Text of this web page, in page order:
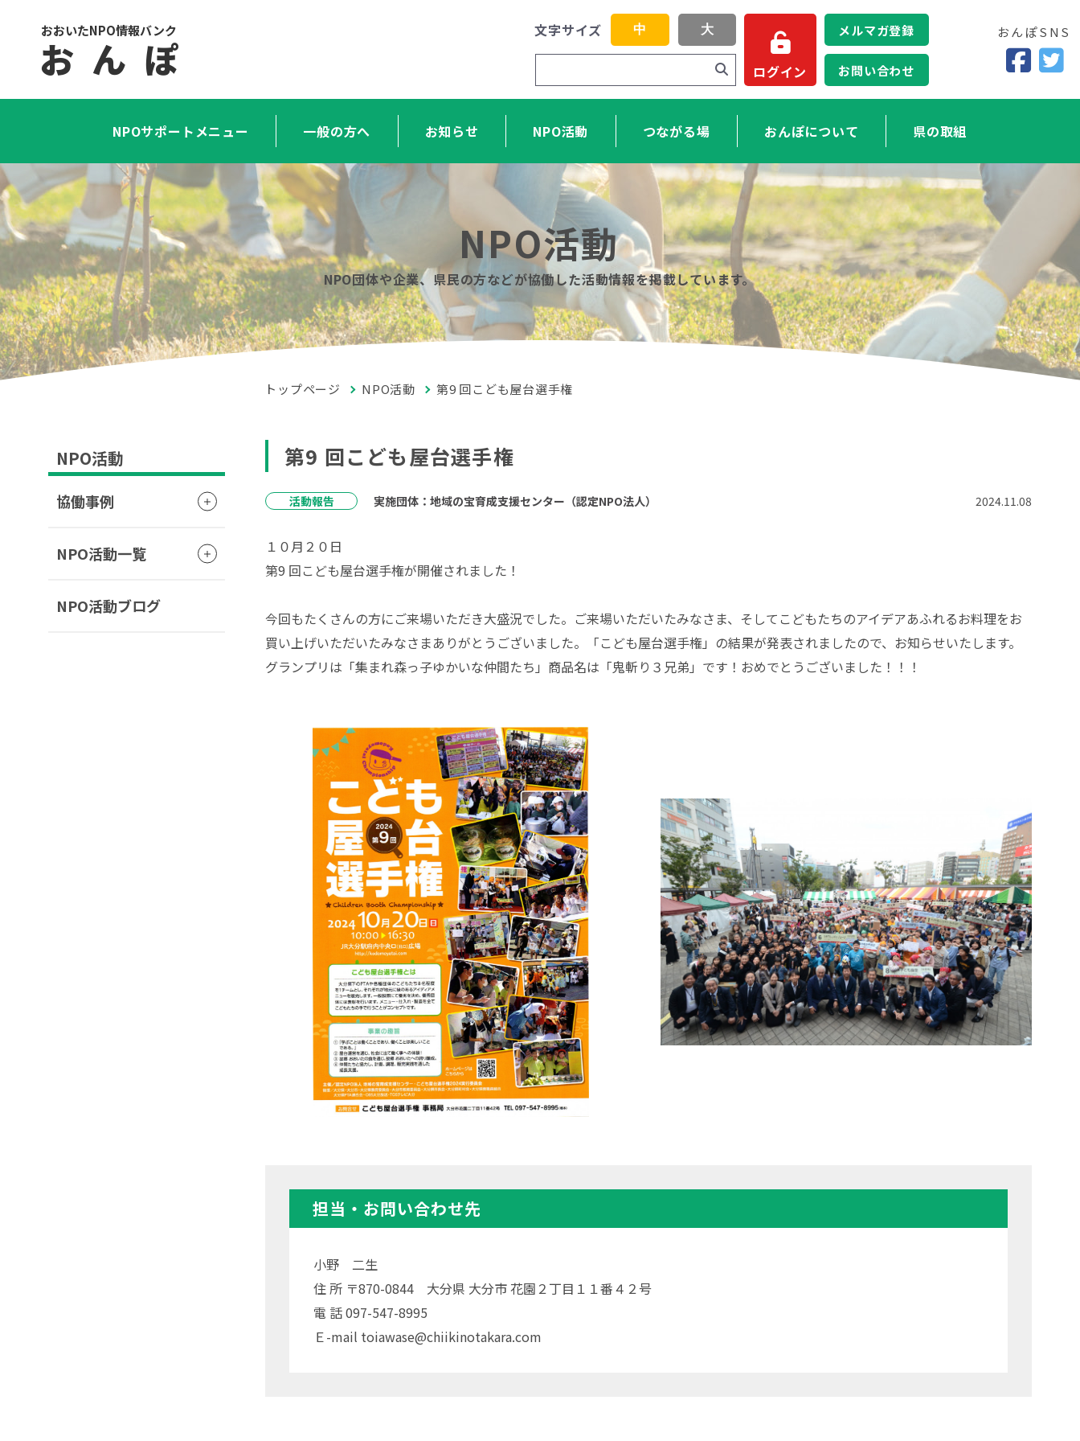
おおいたNPO情報バンク
お ん ぽ
文字サイズ 中 大
ログイン
NPOサポートメニュー 一般の方へ お知らせ NPO活動 つながる場 おんぽについて 県の取組
メルマガ登録
お問い合わせ
おんぽSNS
NPO活動
NPO団体や企業、県民の方などが協働した活動情報を掲載しています。
トップページ NPO活動 第9 回こども屋台選手権
第9 回こども屋台選手権
活動報告 実施団体：地域の宝育成支援センター（認定NPO法人） 2024.11.08
１０月２０日
第9 回こども屋台選手権が開催されました！
今回もたくさんの方にご来場いただき大盛況でした。ご来場いただいたみなさま、そしてこどもたちのアイデアあふれるお料理をお
買い上げいただいたみなさまありがとうございました。「こども屋台選手権」の結果が発表されましたので、お知らせいたします。
グランプリは「集まれ森っ子ゆかいな仲間たち」商品名は「鬼斬り３兄弟」です！おめでとうございました！！！
担当・お問い合わせ先
小野 二生
住 所 〒870-0844 大分県 大分市 花園２丁目１１番４２号
電 話 097-547-8995
Ｅ-mail toiawase@chiikinotakara.com
NPO活動
協働事例
NPO活動一覧
NPO活動ブログ